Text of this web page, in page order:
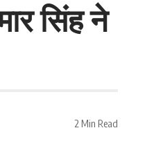
सिंह ने
2 Min Read